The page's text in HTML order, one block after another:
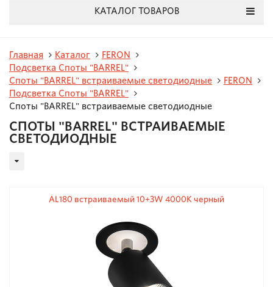
КАТАЛОГ ТОВАРОВ
Главная Каталог
FERON
Подсветка Споты "BARREL"
Споты "BARREL" встраиваемые светодиодные
FERON
Подсветка Споты "BARREL"
Споты "BARREL" встраиваемые светодиодные
СПОТЫ "BARREL" ВСТРАИВАЕМЫЕ
СВЕТОДИОДНЫЕ
AL180 встраиваемый 10+3W 4000K черный